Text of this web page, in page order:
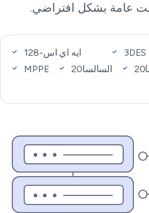
عامة بشكل افتراضي.
3DES
ايه اي اس-128
السالسا20
MPPE